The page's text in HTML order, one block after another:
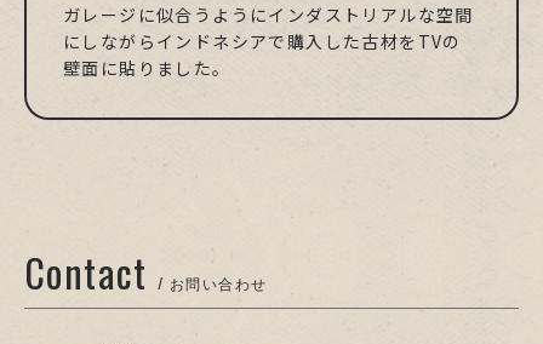
ガレージに似合うようにインダストリアルな空間
にしながらインドネシアで購入した古材をTVの
壁面に貼りました。
Contact/ お問い合わせ